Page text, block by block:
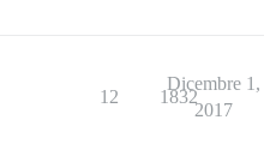
12 1832
Dicembre 1,
2017